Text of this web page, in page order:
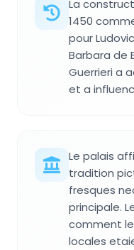
La
1450
pour
Barbara de
Guerrieri a
et a
Le palais
tradition
fresques
principale.
comment
locales